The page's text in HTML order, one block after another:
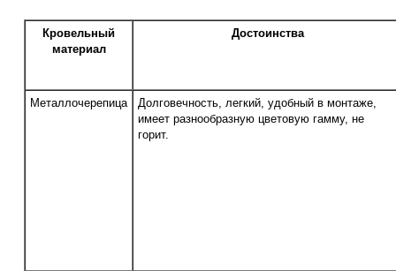
Кровельный
материал
Достоинства
Металлочерепица
Долговечность, легкий, удобный в монтаже,
имеет разнообразную цветовую гамму, не
горит.